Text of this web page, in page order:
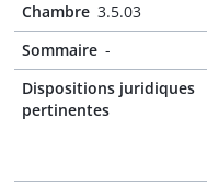
Chambre 3.5.03
Sommaire -
Dispositions juridiques
pertinentes